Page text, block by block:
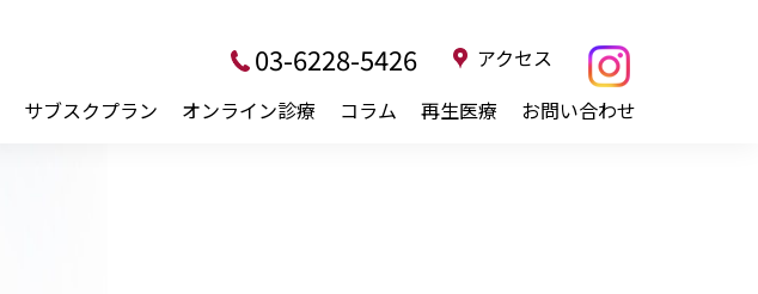
サブスクプラン オンライン診療 コラム 再生医療 お問い合わせ
03-6228-5426 アクセス